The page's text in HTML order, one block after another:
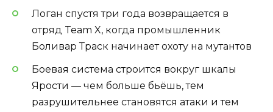
Логан спустя три года возвращается в
отряд Team X, когда промышленник
Боливар Траск начинает охоту на мутантов
Боевая система строится вокруг шкалы
Ярости — чем больше бьёшь, тем
разрушительнее становятся атаки и тем